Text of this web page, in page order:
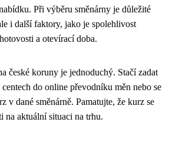
Při výběru směnárny je důležité
i další faktory, jako je spolehlivost
a otevírací doba.
české koruny je jednoduchý. Stačí zadat
do online převodníku měn nebo se
v dané směnárně. Pamatujte, že kurz se
na aktuální situaci na trhu.